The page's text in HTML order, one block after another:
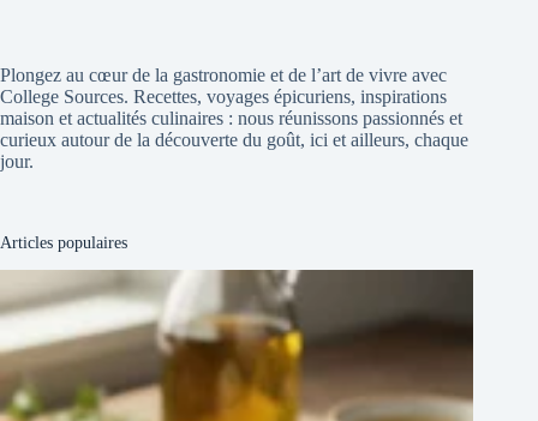
Plongez au cœur de la gastronomie et de l’art de vivre avec
College Sources. Recettes, voyages épicuriens, inspirations
maison et actualités culinaires : nous réunissons passionnés et
curieux autour de la découverte du goût, ici et ailleurs, chaque
jour.
Articles populaires